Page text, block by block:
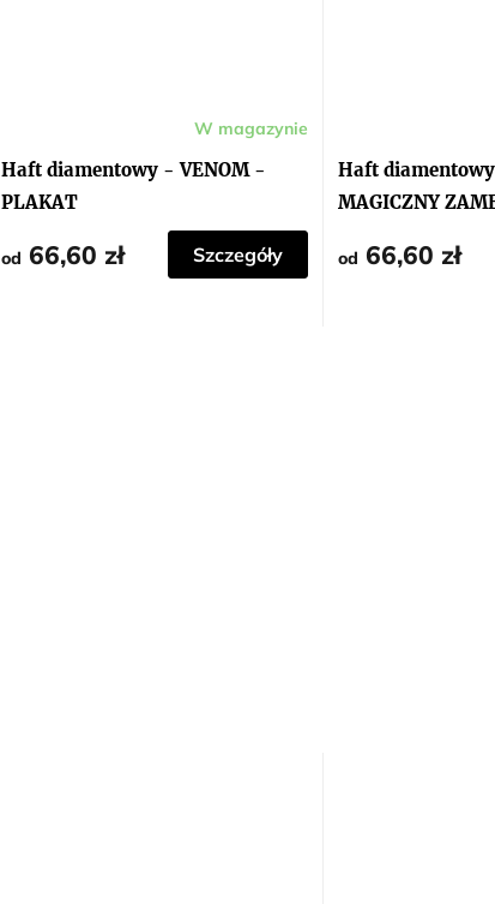
Haft diamentowy - VENOM -
PLAKAT
W magazynie
od 66,60 zł Szczegóły
Haft
MAGICZNY
od 66,60 zł